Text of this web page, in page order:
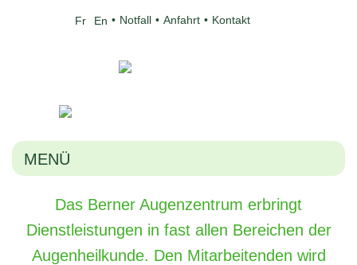
Fr En Notfall Anfahrt Kontakt
MENÜ
Das Berner Augenzentrum erbringt
Dienstleistungen in fast allen Bereichen der
Augenheilkunde. Den Mitarbeitenden wird